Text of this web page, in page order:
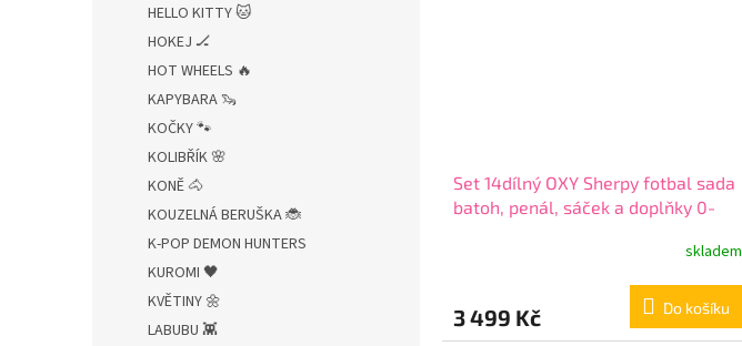
HELLO KITTY 🐱
HOKEJ 🏒
HOT WHEELS 🔥
KAPYBARA 🦦
KOČKY 🐾
KOLIBŘÍK 🌸
KONĚ 🐴
KOUZELNÁ BERUŠKA 🐞
K-POP DEMON HUNTERS
KUROMI 🖤
KVĚTINY 🌼
LABUBU 👾
Set 14dílný OXY Sherpy fotbal sada
batoh, penál, sáček a doplňky 0-
skladem
3 499 Kč Do košíku